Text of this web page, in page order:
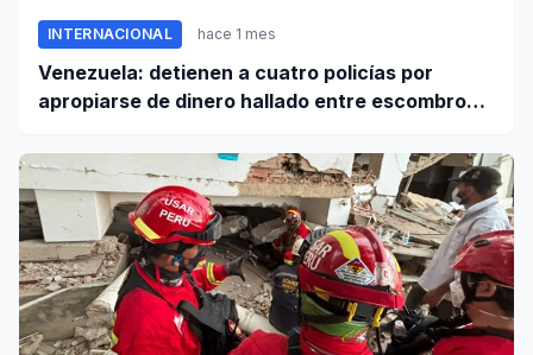
INTERNACIONAL hace 1 mes
Venezuela: detienen a cuatro policías por
apropiarse de dinero hallado entre escombros